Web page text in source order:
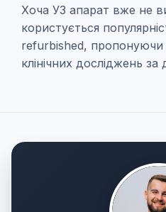
Хоча УЗ апарат вже не
користується
refurbished, пропонуючи
клінічних досліджень за